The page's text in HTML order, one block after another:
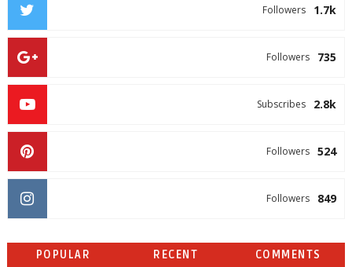
1.7k
Followers
735
Followers
2.8k
Subscribes
524
Followers
849
Followers
POPULAR RECENT COMMENTS